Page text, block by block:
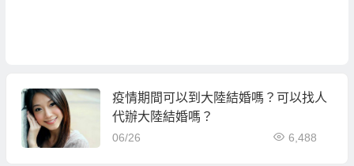
疫情期間可以到大陸結婚嗎？可以找人
代辦大陸結婚嗎？
06/26 6,488